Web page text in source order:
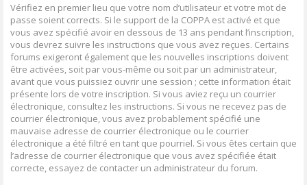
Vérifiez en premier lieu que votre nom d’utilisateur et votre mot de
passe soient corrects. Si le support de la COPPA est activé et que
vous avez spécifié avoir en dessous de 13 ans pendant l’inscription,
vous devrez suivre les instructions que vous avez reçues. Certains
forums exigeront également que les nouvelles inscriptions doivent
être activées, soit par vous-même ou soit par un administrateur,
avant que vous puissiez ouvrir une session ; cette information était
présente lors de votre inscription. Si vous aviez reçu un courrier
électronique, consultez les instructions. Si vous ne recevez pas de
courrier électronique, vous avez probablement spécifié une
mauvaise adresse de courrier électronique ou le courrier
électronique a été filtré en tant que pourriel. Si vous êtes certain que
l’adresse de courrier électronique que vous avez spécifiée était
correcte, essayez de contacter un administrateur du forum.